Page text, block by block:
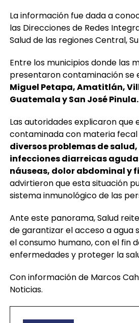
La información fue dada a
las Direcciones de Redes
Salud de las regiones Central,
Entre los municipios donde las
presentaron contaminación se
Miguel Petapa, Amatitlán,
Guatemala y San José Pinula.
Las autoridades explicaron que
contaminada con materia
diversos problemas de
infecciones diarreicas
náuseas, dolor abdominal y
advirtieron que esta situación
sistema inmunológico de las
Ante este panorama, Salud
de garantizar el acceso a agua
el consumo humano, con el fin
enfermedades y proteger la
Con información de Marcos
Noticias.